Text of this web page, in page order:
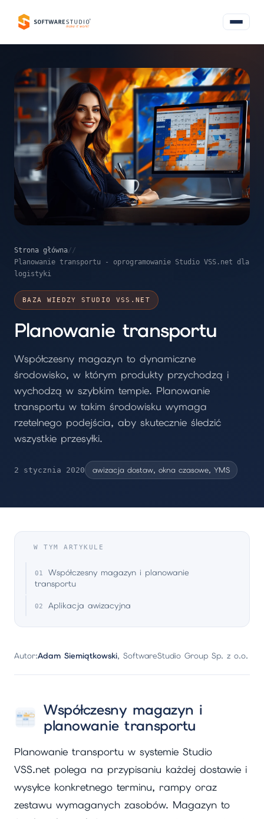
Strona główna/ /
Planowanie transportu - oprogramowanie Studio VSS.net dla
logistyki
BAZA WIEDZY STUDIO VSS.NET
Planowanie transportu
Współczesny magazyn to dynamiczne
środowisko, w którym produkty przychodzą i
wychodzą w szybkim tempie. Planowanie
transportu w takim środowisku wymaga
rzetelnego podejścia, aby skutecznie śledzić
wszystkie przesyłki.
2 stycznia 2020 awizacja dostaw, okna czasowe, YMS
W TYM ARTYKULE
Współczesny magazyn i planowanie
transportu
Aplikacja awizacyjna
Autor:Adam Siemiątkowski, SoftwareStudio Group Sp. z o.o.
Współczesny magazyn i
planowanie transportu
Planowanie transportu w systemie Studio
VSS.net polega na przypisaniu każdej dostawie i
wysyłce konkretnego terminu, rampy oraz
zestawu wymaganych zasobów. Magazyn to